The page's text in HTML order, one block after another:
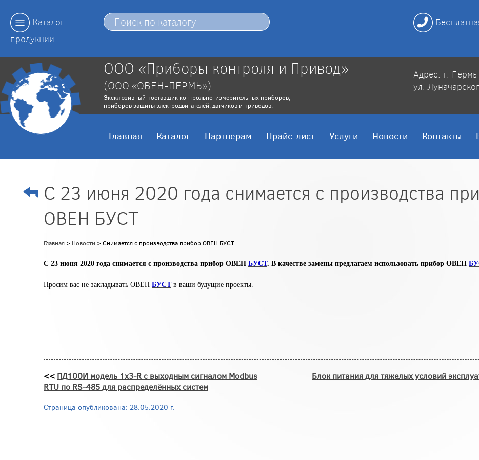
Каталог
продукции
ООО «Приборы контроля и Привод»
(ООО «ОВЕН-ПЕРМЬ»)
Эксклюзивный поставщик контрольно-измерительных приборов,
приборов защиты электродвигателей, датчиков и приводов.
Адрес: г. Пермь
ул.
Главная Каталог Партнерам Прайс-лист Услуги Новости Контакты
С 23 июня 2020 года снимается с производства
ОВЕН БУСТ
Главная > Новости > Снимается с производства прибор ОВЕН БУСТ
С 23 июня 2020 года снимается с производства прибор ОВЕН БУСТ. В качестве замены предлагаем использовать прибор ОВЕН
Просим вас не закладывать ОВЕН БУСТв ваши будущие проекты.
<< ПД100И модель 1х3-R с выходным сигналом Modbus
RTU по RS-485 для распределённых систем
Блок питания для тяжелых условий
Страница опубликована: 28.05.2020 г.